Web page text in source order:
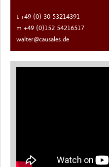
t +49 (0) 30 53214391
m +49 (0)152 54216517
walter@causales.de